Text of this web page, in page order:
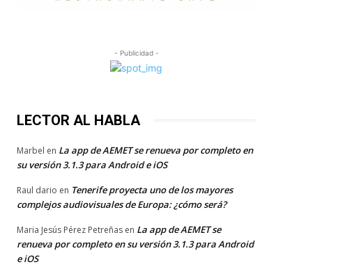
- Publicidad -
LECTOR AL HABLA
Marbel en La app de AEMET se renueva por completo en
su versión 3.1.3 para Android e iOS
Raul dario en Tenerife proyecta uno de los mayores
complejos audiovisuales de Europa: ¿cómo será?
Maria Jesús Pérez Petreñas en La app de AEMET se
renueva por completo en su versión 3.1.3 para Android
e iOS